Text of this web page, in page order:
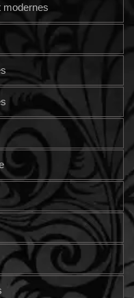
modernes